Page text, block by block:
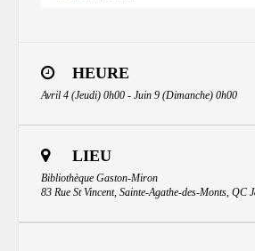
HEURE
Avril 4 (Jeudi) 0h00 - Juin 9 (Dimanche) 0h00
LIEU
Bibliothèque Gaston-Miron
83 Rue St Vincent, Sainte-Agathe-des-Monts, QC